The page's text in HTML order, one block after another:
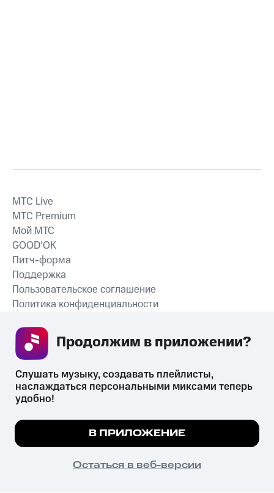
СКАЧАТЬ ПРИЛОЖЕНИЕ
MTС Live
MTС Premium
Мой МТС
GOOD’OK
Питч-форма
Поддержка
Пользовательское соглашение
Политика конфиденциальности
психотропных веществ, их аналогов причиняет вред здоровью,
их незаконный оборот запрещён и влечёт установленную
законодательством ответственность.
© 2026 ООО «КИОН».
Все права защищены
Мы используем куки, чтобы на сайте все
Подробнее
ПОНЯТНО
Слушать музыку, создавать плейлисты,
наслаждаться персональными миксами теперь
удобно!
В ПРИЛОЖЕНИЕ
Остаться в веб-версии